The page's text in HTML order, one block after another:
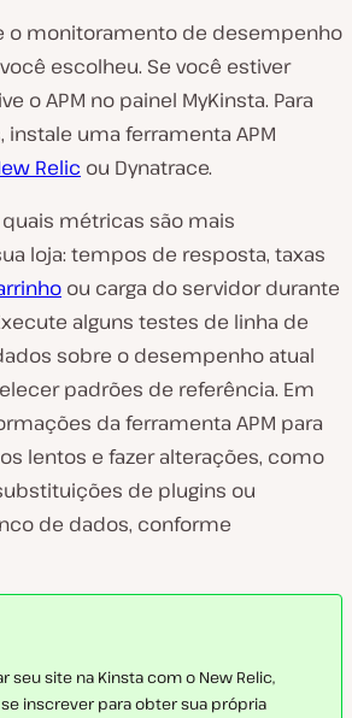
o monitoramento de desempenho
escolheu. Se você estiver
o APM no painel MyKinsta. Para
uma ferramenta APM
Relic ou Dynatrace.
métricas são mais
loja: tempos de resposta, taxas
ou carga do servidor durante
alguns testes de linha de
sobre o desempenho atual
padrões de referência. Em
da ferramenta APM para
lentos e fazer alterações, como
de plugins ou
de dados, conforme
seu site na Kinsta com o New Relic,
inscrever para obter sua própria